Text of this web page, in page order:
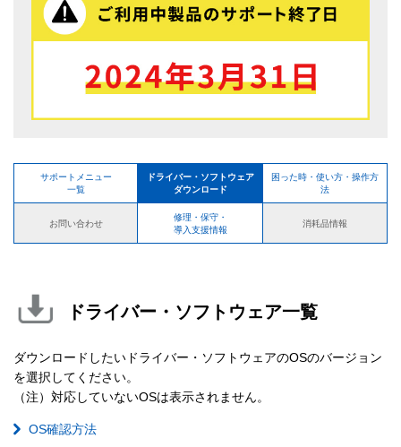
サポートメニュー
一覧
ドライバー・ソフトウェア
ダウンロード
困った時・使い方・操作方
法
お問い合わせ
修理・保守・
導入支援情報
消耗品情報
ドライバー・ソフトウェア一覧
ダウンロードしたいドライバー・ソフトウェアのOSのバージョン
を選択してください。
（注）対応していないOSは表示されません。
OS確認方法